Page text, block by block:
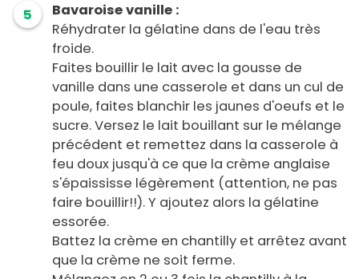
5
Bavaroise vanille :
Réhydrater la gélatine dans de l'eau très
froide.
Faites bouillir le lait avec la gousse de
vanille dans une casserole et dans un cul de
poule, faites blanchir les jaunes d'oeufs et le
sucre. Versez le lait bouillant sur le mélange
précédent et remettez dans la casserole à
feu doux jusqu'à ce que la crème anglaise
s'épaississe légèrement (attention, ne pas
faire bouillir!!). Y ajoutez alors la gélatine
essorée.
Battez la crème en chantilly et arrêtez avant
que la crème ne soit ferme.